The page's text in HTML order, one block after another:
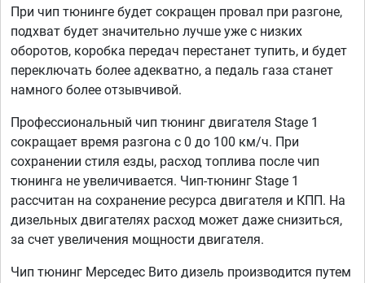
При чип тюнинге будет сокращен провал при разгоне,
подхват будет значительно лучше уже с низких
оборотов, коробка передач перестанет тупить, и будет
переключать более адекватно, а педаль газа станет
намного более отзывчивой.
Профессиональный чип тюнинг двигателя Stage 1
сокращает время разгона с 0 до 100 км/ч. При
сохранении стиля езды, расход топлива после чип
тюнинга не увеличивается. Чип-тюнинг Stage 1
рассчитан на сохранение ресурса двигателя и КПП. На
дизельных двигателях расход может даже снизиться,
за счет увеличения мощности двигателя.
Чип тюнинг Мерседес Вито дизель производится путем